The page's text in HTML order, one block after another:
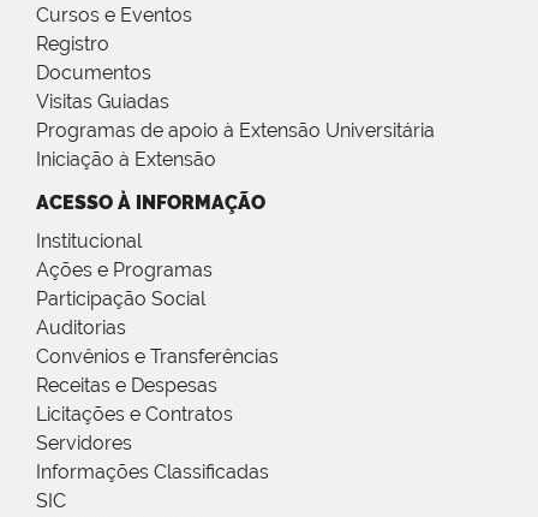
Cursos e Eventos
Registro
Documentos
Visitas Guiadas
Programas de apoio à Extensão Universitária
Iniciação à Extensão
ACESSO À INFORMAÇÃO
Institucional
Ações e Programas
Participação Social
Auditorias
Convênios e Transferências
Receitas e Despesas
Licitações e Contratos
Servidores
Informações Classificadas
SIC